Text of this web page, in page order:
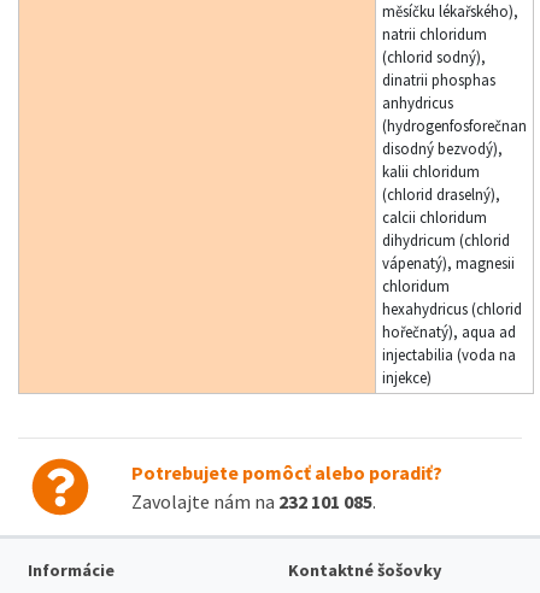
měsíčku lékařského),
natrii chloridum
(chlorid sodný),
dinatrii phosphas
anhydricus
(hydrogenfosforečnan
disodný bezvodý),
kalii chloridum
(chlorid draselný),
calcii chloridum
dihydricum (chlorid
vápenatý), magnesii
chloridum
hexahydricus (chlorid
hořečnatý), aqua ad
injectabilia (voda na
injekce)
Potrebujete pomôcť alebo poradiť?
Zavolajte nám na 232 101 085.
Informácie
Kontaktné šošovky